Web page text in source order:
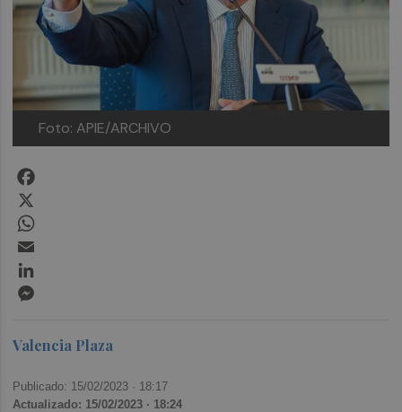
Foto: APIE/ARCHIVO
Valencia Plaza
Publicado: 15/02/2023 · 18:17
Actualizado: 15/02/2023 · 18:24